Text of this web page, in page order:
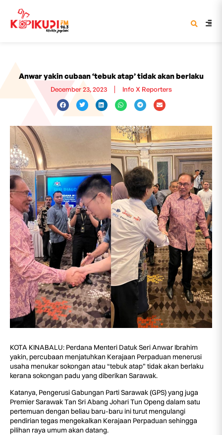
Anwar yakin cubaan ‘tebuk atap’ tidak akan berlaku
December 23, 2023 Info X Reporters
KOTA KINABALU: Perdana Menteri Datuk Seri Anwar Ibrahim
yakin, percubaan menjatuhkan Kerajaan Perpaduan menerusi
usaha menukar sokongan atau “tebuk atap” tidak akan berlaku
kerana sokongan padu yang diberikan Sarawak.
Katanya, Pengerusi Gabungan Parti Sarawak (GPS) yang juga
Premier Sarawak Tan Sri Abang Johari Tun Openg dalam satu
pertemuan dengan beliau baru-baru ini turut mengulangi
pendirian tegas mengekalkan Kerajaan Perpaduan sehingga
pilihan raya umum akan datang.